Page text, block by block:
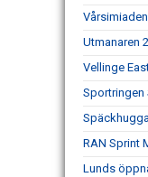
Utmanaren
Vellinge
Sportringen
RAN Sprint
Lunds